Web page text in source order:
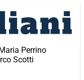
Perrino
Scotti